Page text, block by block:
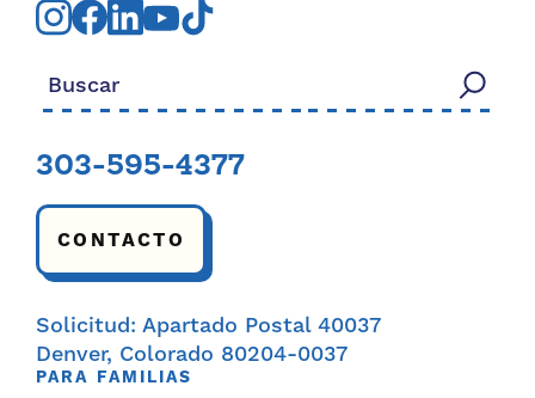
Buscar:
303-595-4377
CONTACTO
Solicitud: Apartado Postal 40037
Denver, Colorado 80204-0037
PARA FAMILIAS